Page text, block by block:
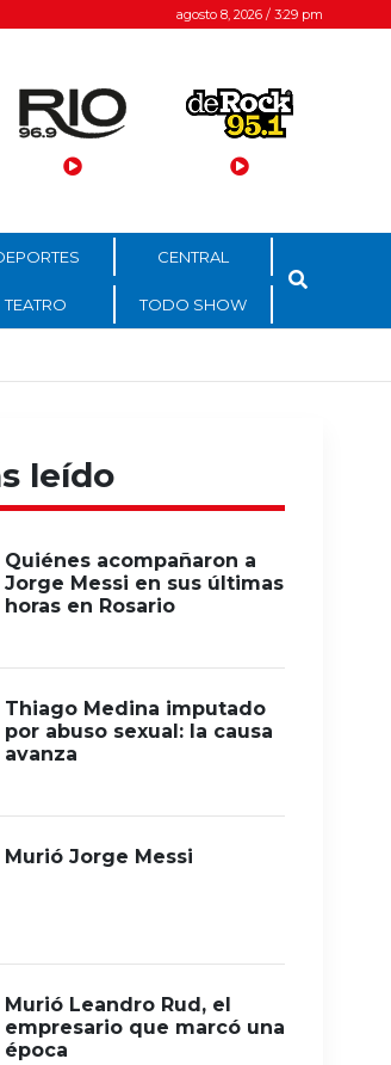
agosto 8, 2026 / 3:29 pm
CENTRAL
TEATRO TODO SHOW
leído
Quiénes acompañaron a
Jorge Messi en sus últimas
horas en Rosario
Thiago Medina imputado
por abuso sexual: la causa
avanza
Murió Jorge Messi
Murió Leandro Rud, el
empresario que marcó una
época